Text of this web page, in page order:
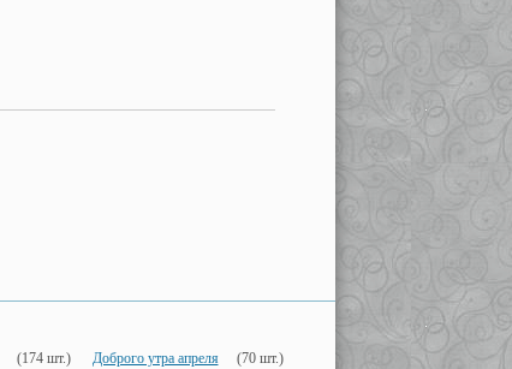
(174 шт.) Доброго утра апреля (70 шт.)